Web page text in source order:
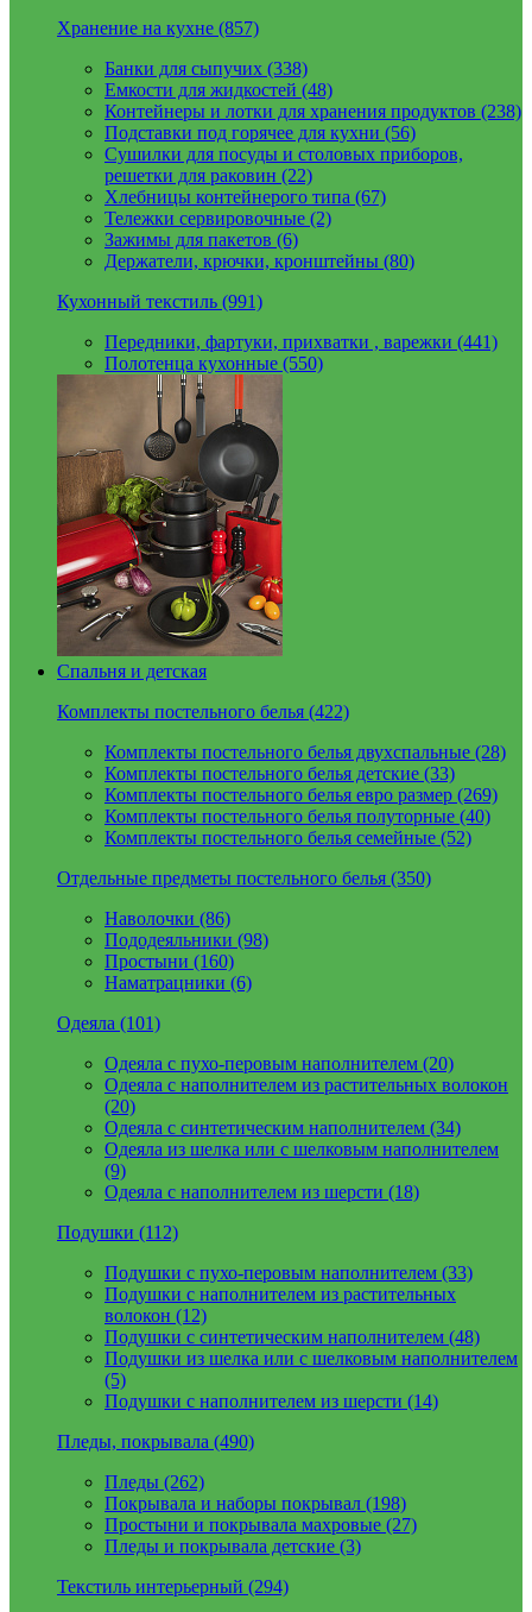
Хранение на кухне (857)
Банки для сыпучих (338)
Емкости для жидкостей (48)
Контейнеры и лотки для хранения продуктов (238)
Подставки под горячее для кухни (56)
Сушилки для посуды и столовых приборов,
решетки для раковин (22)
Хлебницы контейнерого типа (67)
Тележки сервировочные (2)
Зажимы для пакетов (6)
Держатели, крючки, кронштейны (80)
Кухонный текстиль (991)
Передники, фартуки, прихватки , варежки (441)
Полотенца кухонные (550)
Спальня и детская
Комплекты постельного белья (422)
Комплекты постельного белья двухспальные (28)
Комплекты постельного белья детские (33)
Комплекты постельного белья евро размер (269)
Комплекты постельного белья полуторные (40)
Комплекты постельного белья семейные (52)
Отдельные предметы постельного белья (350)
Наволочки (86)
Пододеяльники (98)
Простыни (160)
Наматрацники (6)
Одеяла (101)
Одеяла с пухо-перовым наполнителем (20)
Одеяла с наполнителем из растительных волокон
(20)
Одеяла с синтетическим наполнителем (34)
Одеяла из шелка или с шелковым наполнителем
(9)
Одеяла с наполнителем из шерсти (18)
Подушки (112)
Подушки с пухо-перовым наполнителем (33)
Подушки с наполнителем из растительных
волокон (12)
Подушки с синтетическим наполнителем (48)
Подушки из шелка или с шелковым наполнителем
(5)
Подушки с наполнителем из шерсти (14)
Пледы, покрывала (490)
Пледы (262)
Покрывала и наборы покрывал (198)
Простыни и покрывала махровые (27)
Пледы и покрывала детские (3)
Текстиль интерьерный (294)